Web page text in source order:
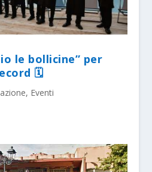
le bollicine” per
🗓
, Eventi